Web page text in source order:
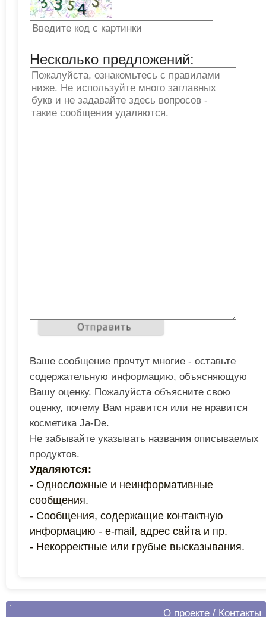
Несколько предложений:
Ваше сообщение прочтут многие - оставьте
содержательную информацию, объясняющую
Вашу оценку. Пожалуйста объясните свою
оценку, почему Вам нравится или не нравится
косметика Ja-De.
Не забывайте указывать названия описываемых
продуктов.
Удаляются:
- Односложные и неинформативные
сообщения.
- Сообщения, содержащие контактную
информацию - e-mail, адрес сайта и пр.
- Некорректные или грубые высказывания.
О проекте / Контакты